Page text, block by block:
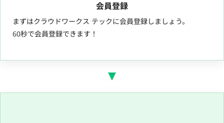
会員登録
まずはクラウドワークス テックに会員登録しましょう。
60秒で会員登録できます！